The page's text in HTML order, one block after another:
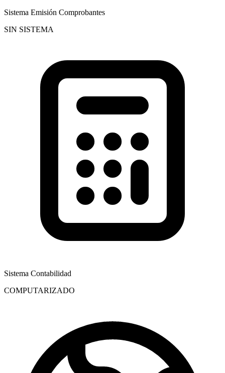
Sistema Emisión Comprobantes
SIN SISTEMA
Sistema Contabilidad
COMPUTARIZADO